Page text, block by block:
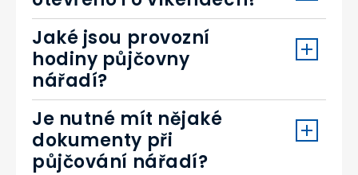
Jaké jsou provozní
hodiny půjčovny
nářadí?
Je nutné mít nějaké
dokumenty při
půjčování nářadí?